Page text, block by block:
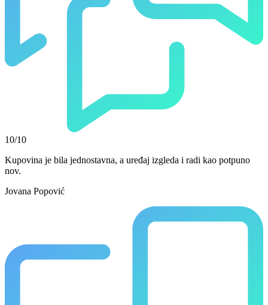
10/10
Kupovina je bila jednostavna, a uređaj izgleda i radi kao potpuno
nov.
Jovana Popović